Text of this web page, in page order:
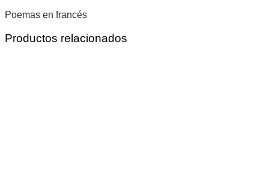
Poemas en francés
Productos relacionados